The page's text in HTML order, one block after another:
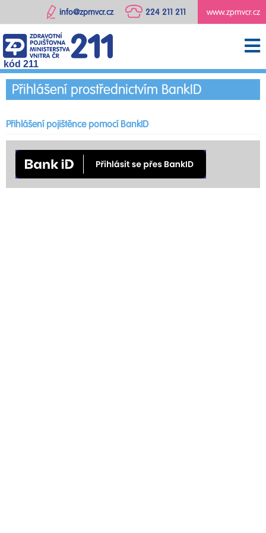
www.zpmvcr.cz
224 211 211
info@zpmvcr.cz
kód 211
Přihlášení prostřednictvím BankID
Přihlášení pojištěnce pomocí BankID